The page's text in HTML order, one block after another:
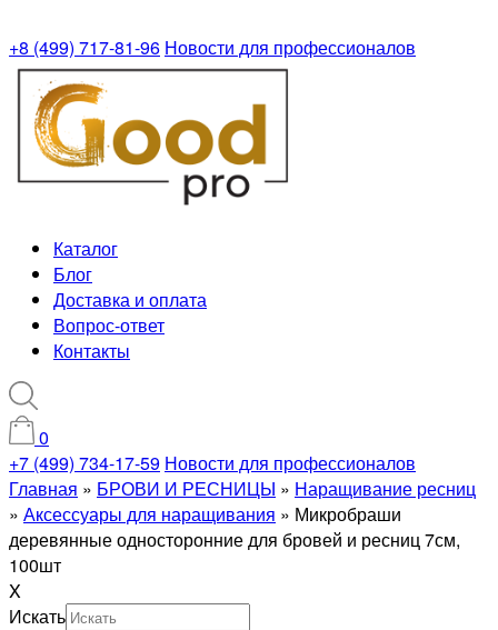
+8 (499) 717-81-96 Новости для профессионалов
Каталог
Блог
Доставка и оплата
Вопрос-ответ
Контакты
0
+7 (499) 734-17-59 Новости для профессионалов
Главная » БРОВИ И РЕСНИЦЫ » Наращивание ресниц
» Аксессуары для наращивания » Микробраши
деревянные односторонние для бровей и ресниц 7см,
100шт
X
Искать